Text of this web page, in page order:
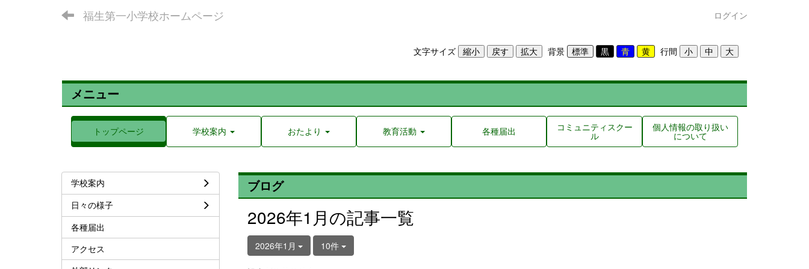
福生第一小学校ホームページ ログイン
文字サイズ 背景 行間
メニュー
トップページ 学校案内 おたより 教育活動 各種届出 コミュニティスクー
ル
個人情報の取り扱い
について
ブログ
2026年1月の記事一覧
2026年1月 10件
学校案内
日々の様子
各種届出
アクセス